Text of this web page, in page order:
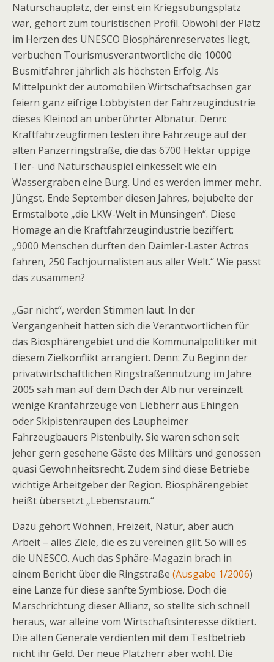
Naturschauplatz, der einst ein Kriegsübungsplatz
war, gehört zum touristischen Profil. Obwohl der Platz
im Herzen des UNESCO Biosphärenreservates liegt,
verbuchen Tourismusverantwortliche die 10000
Busmitfahrer jährlich als höchsten Erfolg. Als
Mittelpunkt der automobilen Wirtschaftsachsen gar
feiern ganz eifrige Lobbyisten der Fahrzeugindustrie
dieses Kleinod an unberührter Albnatur. Denn:
Kraftfahrzeugfirmen testen ihre Fahrzeuge auf der
alten Panzerringstraße, die das 6700 Hektar üppige
Tier- und Naturschauspiel einkesselt wie ein
Wassergraben eine Burg. Und es werden immer mehr.
Jüngst, Ende September diesen Jahres, bejubelte der
Erms­talbote „die LKW-Welt in Münsingen“. Diese
Homage an die Kraftfahrzeugindustrie beziffert:
„9000 Menschen durften den Daimler-Laster Actros
fahren, 250 Fachjournalisten aus aller Welt.“ Wie passt
das zusammen?
„Gar nicht“, werden Stimmen laut. In der
Vergangenheit hatten sich die Verantwortlichen für
das Biosphärengebiet und die Kommunalpolitiker mit
diesem Zielkonflikt arrangiert. Denn: Zu Beginn der
privatwirtschaftlichen Ringstraßennutzung im Jahre
2005 sah man auf dem Dach der Alb nur vereinzelt
wenige Kranfahrzeuge von Liebherr aus Ehingen
oder Skipistenraupen des Laupheimer
Fahrzeugbauers Pistenbully. Sie waren schon seit
jeher gern gesehene Gäste des Militärs und genossen
quasi Gewohnheitsrecht. Zudem sind diese Betriebe
wichtige Arbeitgeber der Region. Biosphärengebiet
heißt übersetzt „Lebensraum.“
Dazu gehört Wohnen, Freizeit, Natur, aber auch
Arbeit – alles Ziele, die es zu vereinen gilt. So will es
die UNESCO. Auch das Sphäre-Magazin brach in
einem Bericht über die Ringstraße (Ausgabe 1/2006)
eine Lanze für diese sanfte Symbiose. Doch die
Marschrichtung dieser Allianz, so stellte sich schnell
heraus, war alleine vom Wirtschaftsinteresse diktiert.
Die alten Generäle verdienten mit dem Testbetrieb
nicht ihr Geld. Der neue Platzherr aber wohl. Die